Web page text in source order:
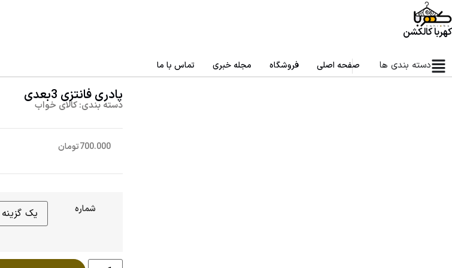
کهربا کالکشن
دسته بندی ها صفحه اصلی فروشگاه مجله خبری تماس با ما
پادری فانتزی 3بعدی
دسته بندی:کالای خواب
700.000تومان
شماره